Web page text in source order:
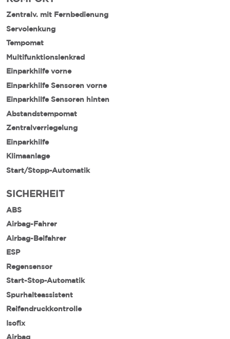
Zentralv. mit Fernbedienung
Servolenkung
Tempomat
Multifunktionslenkrad
Einparkhilfe vorne
Einparkhilfe Sensoren vorne
Einparkhilfe Sensoren hinten
Abstandstempomat
Zentralverriegelung
Einparkhilfe
Klimaanlage
Start/Stopp-Automatik
SICHERHEIT
ABS
Airbag-Fahrer
Airbag-Beifahrer
ESP
Regensensor
Start-Stop-Automatik
Spurhalteassistent
Reifendruckkontrolle
Isofix
Airbag